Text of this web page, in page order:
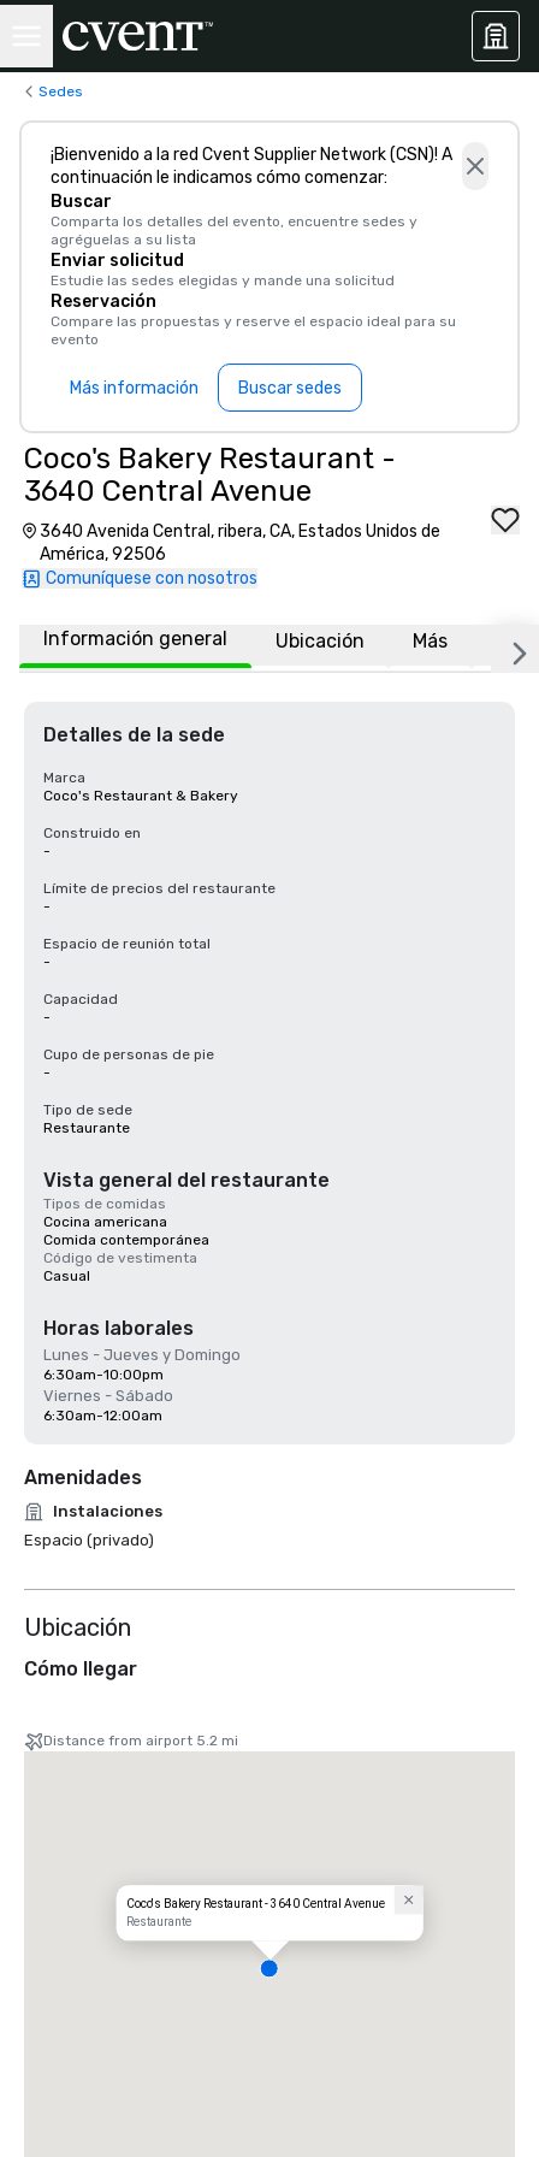
Sedes
¡Bienvenido a la red Cvent Supplier Network (CSN)! A
continuación le indicamos cómo comenzar:
Buscar
Comparta los detalles del evento, encuentre sedes y
agréguelas a su lista
Enviar solicitud
Estudie las sedes elegidas y mande una solicitud
Reservación
Compare las propuestas y reserve el espacio ideal para su
evento
Más información Buscar sedes
Coco's Bakery Restaurant -
3640 Central Avenue
3640 Avenida Central, ribera, CA, Estados Unidos de
América, 92506
Comuníquese con nosotros
Información general Ubicación Más
Detalles de la sede
Marca
Coco's Restaurant & Bakery
Construido en
-
Límite de precios del restaurante
-
Espacio de reunión total
-
Capacidad
-
Cupo de personas de pie
-
Tipo de sede
Restaurante
Vista general del restaurante
Tipos de comidas
Cocina americana
Comida contemporánea
Código de vestimenta
Casual
Horas laborales
Lunes - Jueves y Domingo
6:30am-10:00pm
Viernes - Sábado
6:30am-12:00am
Amenidades
Instalaciones
Espacio (privado)
Ubicación
Cómo llegar
Distance from airport 5.2 mi
Coco's Bakery Restaurant - 3640 Central Avenue
Restaurante